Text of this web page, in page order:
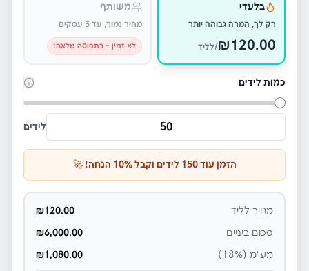
בלעדי
רק לך, המרה גבוהה יותר
₪120.00 /לליד
משותף
מחיר נמוך, עד 3 עסקים
לא זמין - בתפוסה מלאה!
כמות לידים
לידים
הזמן עוד150 לידים וקבל 10% הנחה! 🚀
מחיר לליד ₪120.00
סכום ביניים ₪6,000.00
מע״מ (18%) ₪1,080.00